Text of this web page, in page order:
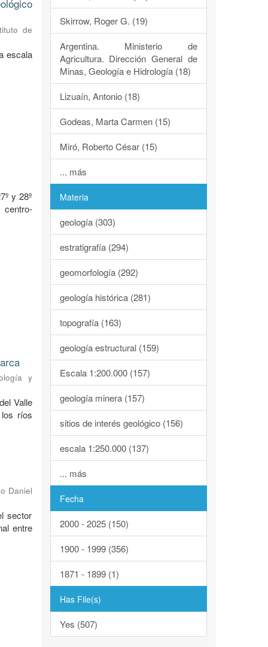
de
escala
y 28º
centro-
y
Valle
ríos
Daniel
sector
entre
Skirrow, Roger G. (19)
Argentina. Ministerio de
Agricultura. Dirección General de
Minas, Geología e Hidrología (18)
Lizuaín, Antonio (18)
Godeas, Marta Carmen (15)
Miró, Roberto César (15)
... más
Materia
geología (303)
estratigrafía (294)
geomorfología (292)
geología histórica (281)
topografía (163)
geología estructural (159)
Escala 1:200.000 (157)
geología minera (157)
sitios de interés geológico (156)
escala 1:250.000 (137)
... más
Fecha
2000 - 2025 (150)
1900 - 1999 (356)
1871 - 1899 (1)
Has File(s)
Yes (507)